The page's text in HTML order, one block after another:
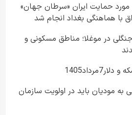
حمایت ایران «سرطان جهان»
با هماهنگی بغداد انجام شد
در موغلا؛ مناطق مسکونی و
به مودیان باید در اولویت سازمان